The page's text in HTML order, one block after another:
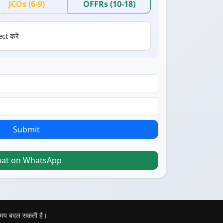
JCOs (6-9) OFFRs (10-18)
करें
Submit
on WhatsApp
बदल सकती है।